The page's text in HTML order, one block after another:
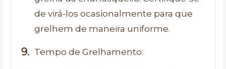
de virá-los ocasionalmente para que
grelhem de maneira uniforme.
Tempo de Grelhamento: